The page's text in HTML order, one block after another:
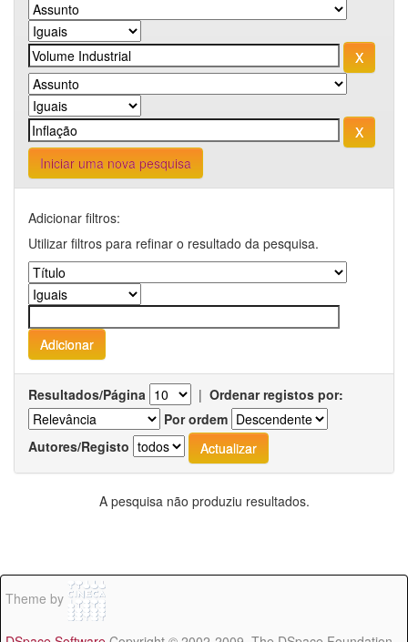
Iniciar uma nova pesquisa
Adicionar filtros:
Utilizar filtros para refinar o resultado da pesquisa.
Resultados/Página | Ordenar registos por:
Por ordem
Autores/Registo
A pesquisa não produziu resultados.
Theme by